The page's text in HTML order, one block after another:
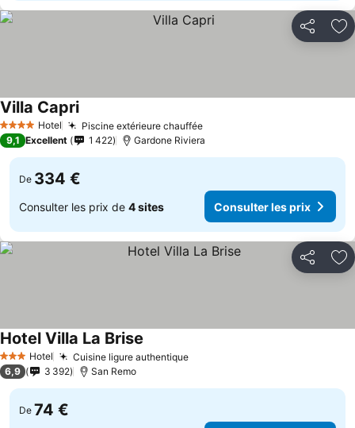
Partager
4 Étoiles Hotel Piscine extérieure chauffée
Villa Capri
9,1 Excellent 1 422 Gardone Riviera
De 334 €
Consulter les prix de 4 sites Consulter les prix
Partager
3 ÉtoilesHotel Cuisine ligure authentique
Hotel Villa La Brise
6,9 3 392 San Remo
De 74 €